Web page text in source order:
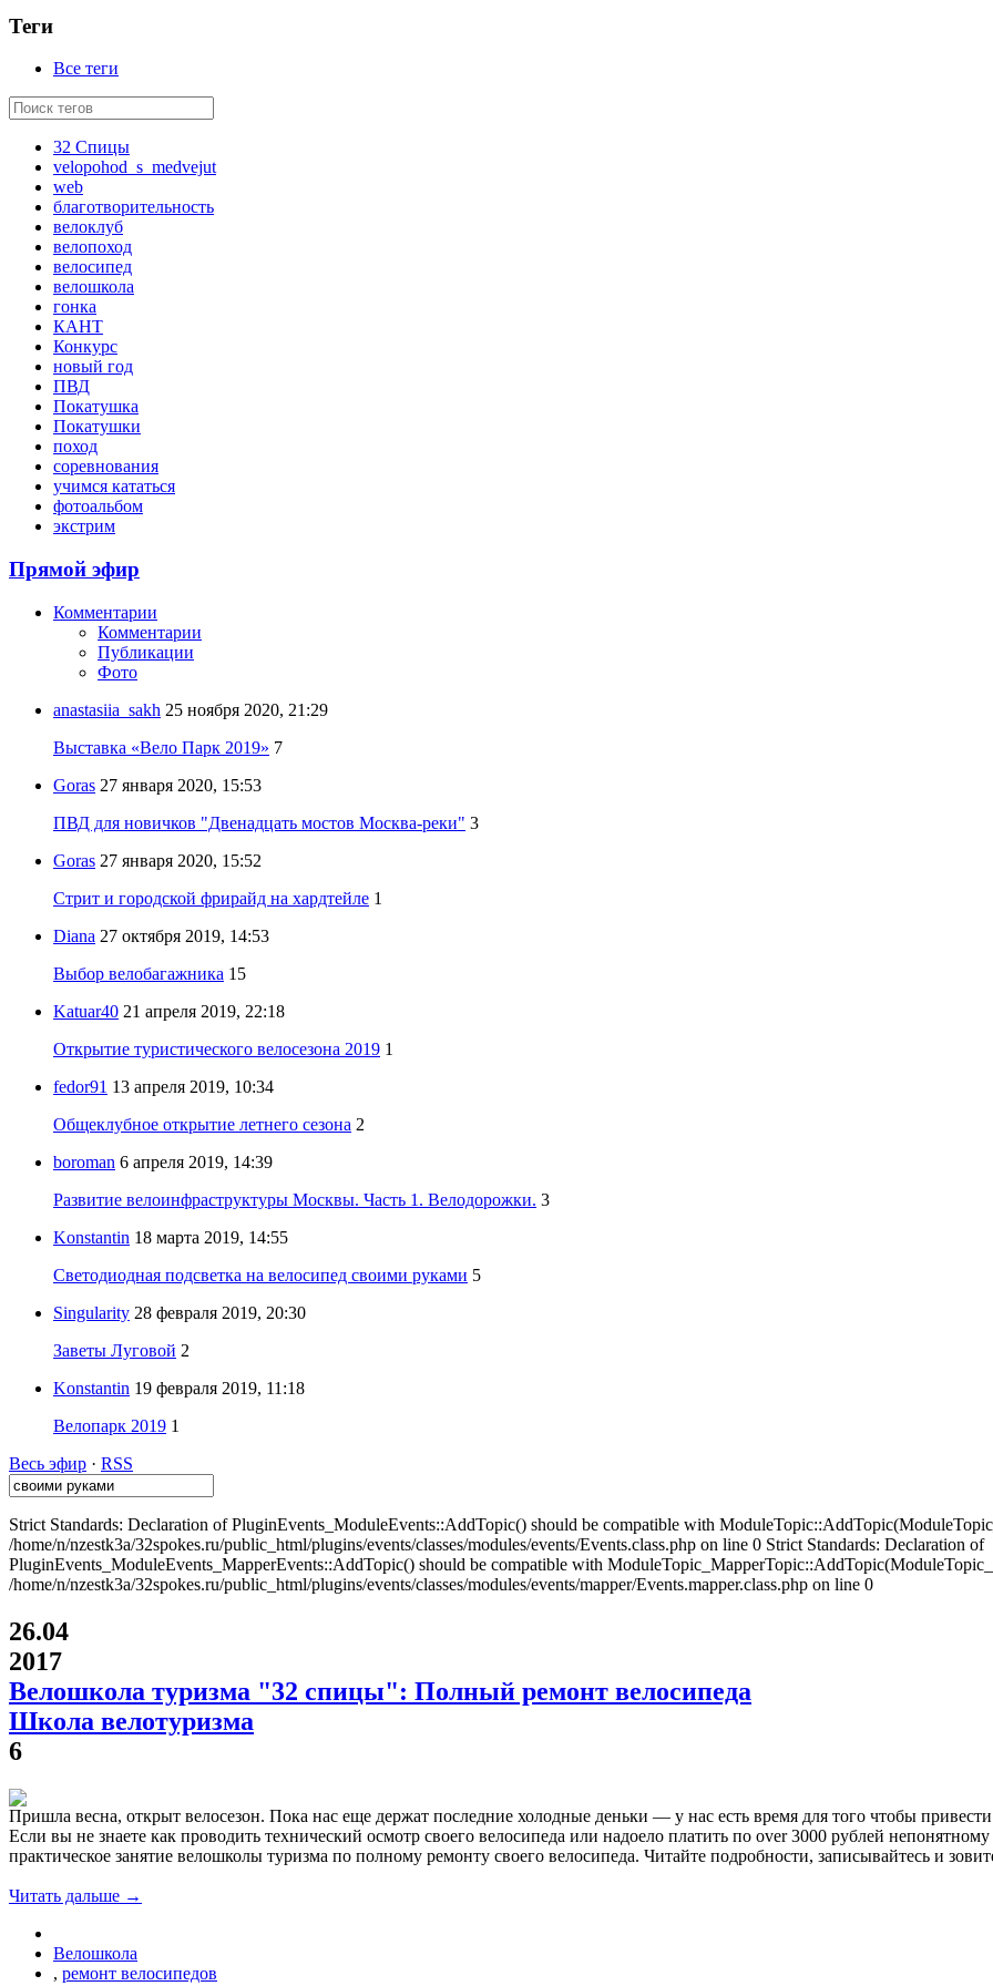
Теги
Все теги
32 Спицы
velopohod_s_medvejut
web
благотворительность
велоклуб
велопоход
велосипед
велошкола
гонка
КАНТ
Конкурс
новый год
ПВД
Покатушка
Покатушки
поход
соревнования
учимся кататься
фотоальбом
экстрим
Прямой эфир
Комментарии
Комментарии
Публикации
Фото
anastasiia_sakh 25 ноября 2020, 21:29
Выставка «Вело Парк 2019» 7
Goras 27 января 2020, 15:53
ПВД для новичков "Двенадцать мостов Москва-реки" 3
Goras 27 января 2020, 15:52
Стрит и городской фрирайд на хардтейле 1
Diana 27 октября 2019, 14:53
Выбор велобагажника 15
Katuar40 21 апреля 2019, 22:18
Открытие туристического велосезона 2019 1
fedor91 13 апреля 2019, 10:34
Общеклубное открытие летнего сезона 2
boroman 6 апреля 2019, 14:39
Развитие велоинфраструктуры Москвы. Часть 1. Велодорожки. 3
Konstantin 18 марта 2019, 14:55
Светодиодная подсветка на велосипед своими руками 5
Singularity 28 февраля 2019, 20:30
Заветы Луговой 2
Konstantin 19 февраля 2019, 11:18
Велопарк 2019 1
Весь эфир · RSS
Strict Standards: Declaration of PluginEvents_ModuleEvents::AddTopic() should be compatible with
/home/n/nzestk3a/32spokes.ru/public_html/plugins/events/classes/modules/events/Events.class.php on line 0 Strict Standards: Declaration of
PluginEvents_ModuleEvents_MapperEvents::AddTopic() should be compatible with
/home/n/nzestk3a/32spokes.ru/public_html/plugins/events/classes/modules/events/mapper/Events.mapper.class.php on line 0
26.04
2017
Велошкола туризма "32 спицы": Полный ремонт велосипеда
Школа велотуризма
6
Пришла весна, открыт велосезон. Пока нас еще держат последние холодные деньки — у нас есть время для того чтобы
Если вы не знаете как проводить технический осмотр своего велосипеда или надоело платить по over 3000 рублей
практическое занятие велошколы туризма по полному ремонту своего велосипеда. Читайте подробности, записывайтесь и
Читать дальше →
Велошкола
, ремонт велосипедов